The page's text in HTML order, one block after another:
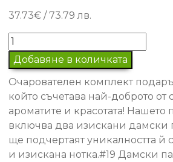
37.73€ / 73.79 лв.
количество
за
Подаръчен
комплект
2
дамски
парфюма
#19
+
Добавяне в количката
Очарователен комплект
който съчетава най-доброто от
ароматите и красотата!
включва двa изискани дамски
ще подчертаят уникалността й
и изискана нотка.#19 Дамски